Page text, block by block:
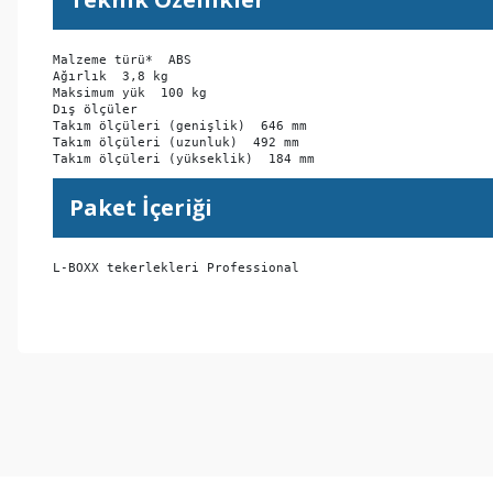
Malzeme türü*  ABS
Ağırlık  3,8 kg
Maksimum yük  100 kg
Dış ölçüler
Takım ölçüleri (genişlik)  646 mm
Takım ölçüleri (uzunluk)  492 mm
Takım ölçüleri (yükseklik)  184 mm
Paket İçeriği
L-BOXX tekerlekleri Professional